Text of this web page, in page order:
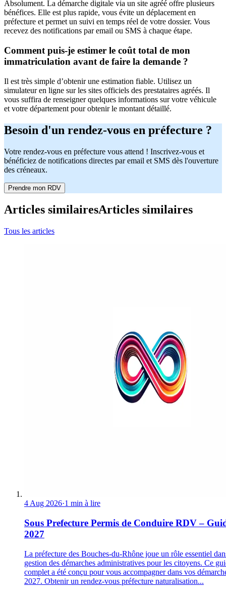
Absolument. La démarche digitale via un site agréé offre plusieurs
bénéfices. Elle est plus rapide, vous évite un déplacement en
préfecture et permet un suivi en temps réel de votre dossier. Vous
recevez des notifications par email ou SMS à chaque étape.
Comment puis-je estimer le coût total de mon
immatriculation avant de faire la demande ?
Il est très simple d’obtenir une estimation fiable. Utilisez un
simulateur en ligne sur les sites officiels des prestataires agréés. Il
vous suffira de renseigner quelques informations sur votre véhicule
et votre département pour obtenir le montant détaillé.
Besoin d'un rendez-vous en préfecture ?
Votre rendez-vous en préfecture vous attend ! Inscrivez-vous et
bénéficiez de notifications directes par email et SMS dès l'ouverture
des créneaux.
Prendre mon RDV
Articles similairesArticles similaires
Tous les articles
4 Aug 2026·1 min à lire
Sous Prefecture Permis de Conduire RDV –
2027
La préfecture des Bouches-du-Rhône joue un rôle essentiel
gestion des démarches administratives pour les citoyens. Ce
complet a été conçu pour vous accompagner dans vos
2027. Obtenir un rendez-vous préfecture naturalisation...